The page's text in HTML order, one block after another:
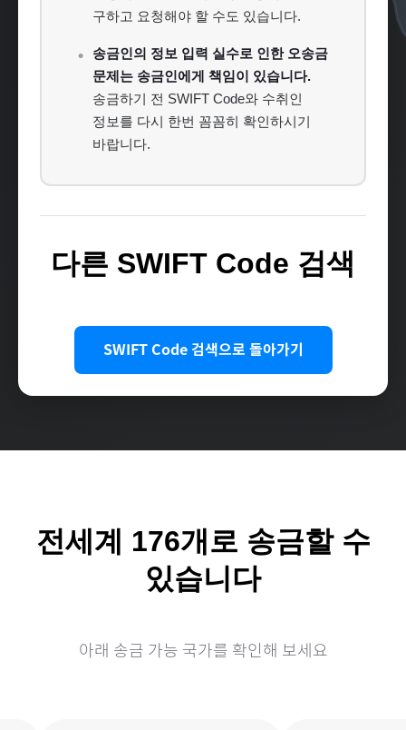
구하고 요청해야 할 수도 있습니다.
송금인의 정보 입력 실수로 인한 오송금
문제는 송금인에게 책임이 있습니다.
송금하기 전 SWIFT Code와 수취인
정보를 다시 한번 꼼꼼히 확인하시기
바랍니다.
다른 SWIFT Code 검색
SWIFT Code 검색으로 돌아가기
전세계 176개로 송금할 수
있습니다
아래 송금 가능 국가를 확인해 보세요